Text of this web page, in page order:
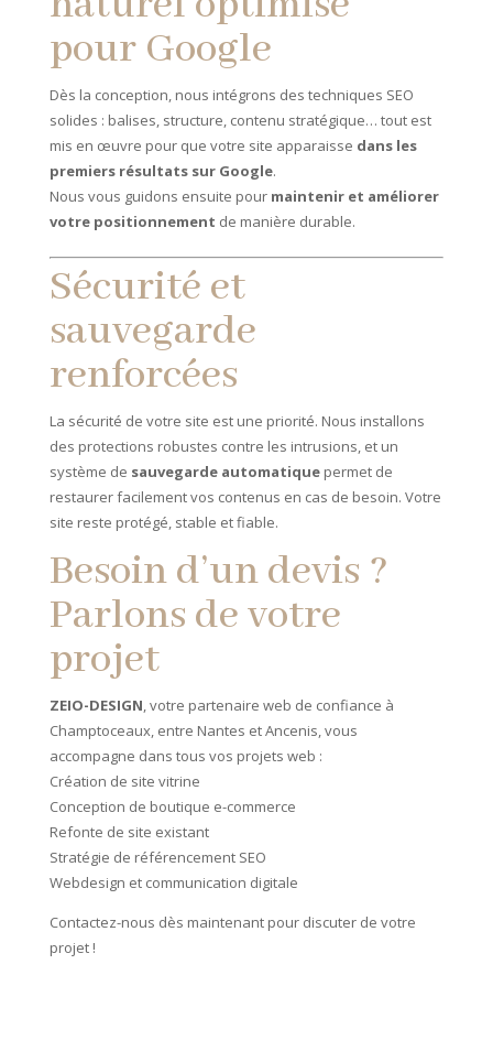
pour Google
Dès la conception, nous intégrons des techniques SEO
solides : balises, structure, contenu stratégique… tout est
mis en œuvre pour que votre site apparaisse dans les
premiers résultats sur Google.
Nous vous guidons ensuite pour maintenir et améliorer
votre positionnement de manière durable.
Sécurité et
sauvegarde
renforcées
La sécurité de votre site est une priorité. Nous installons
des protections robustes contre les intrusions, et un
système de sauvegarde automatiquepermet de
restaurer facilement vos contenus en cas de besoin. Votre
site reste protégé, stable et fiable.
Besoin d’un devis ?
Parlons de votre
projet
ZEIO-DESIGN, votre partenaire web de confiance à
Champtoceaux, entre Nantes et Ancenis, vous
accompagne dans tous vos projets web :
Création de site vitrine
Conception de boutique e-commerce
Refonte de site existant
Stratégie de référencement SEO
Webdesign et communication digitale
Contactez-nous dès maintenant pour discuter de votre
projet !